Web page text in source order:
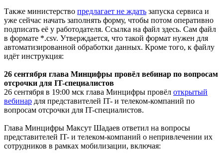
Также министерство предлагает не ждать запуска сервиса и
уже сейчас начать заполнять форму, чтобы потом оперативно
подписать её у работодателя. Ссылка на файл здесь. Сам файл
в формате *.csv. Утверждается, что такой формат нужен для
автоматизированной обработки данных. Кроме того, к файлу
идёт инструкция:
26 сентября глава Минцифры провёл вебинар по вопросам
отсрочки для IT-специалистов
26 сентября в 19:00 мск глава Минцифры провёл открытый
вебинар для представителей IT- и телеком-компаний по
вопросам отсрочки для IT-специалистов.
Глава Минцифры Максут Шадаев ответил на вопросы
представителей IT- и телеком-компаний о непривлечении их
сотрудников в рамках мобилизации, включая: